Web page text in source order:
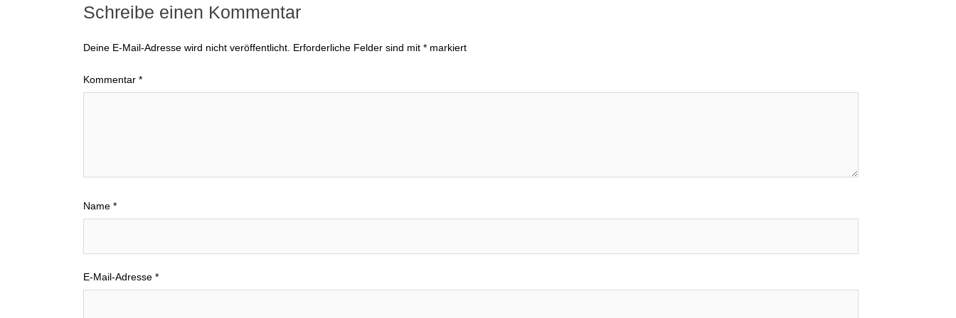
Schreibe einen Kommentar
Deine E-Mail-Adresse wird nicht veröffentlicht. Erforderliche Felder sind mit * markiert
Kommentar *
Name *
E-Mail-Adresse *